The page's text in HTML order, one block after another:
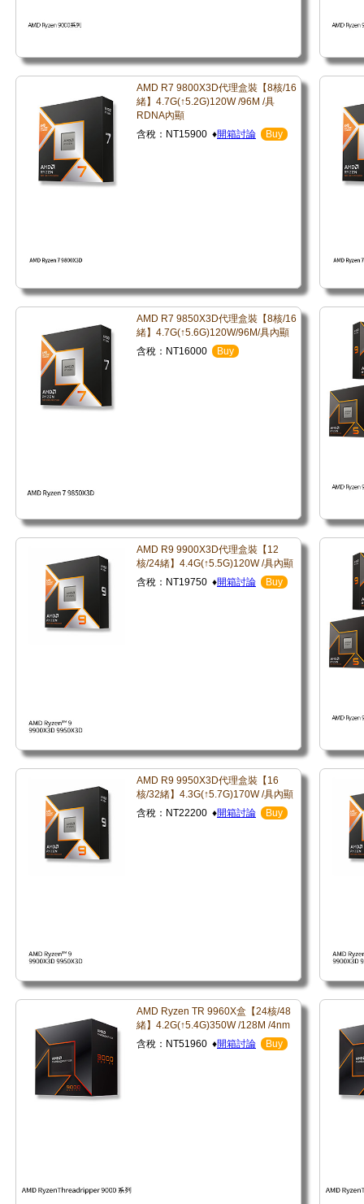
AMD R7 9800X3D代理盒裝【8核/16
緒】4.7G(↑5.2G)120W /96M /具
RDNA內顯
含稅：NT15900 ♦開箱討論 Buy
AMD R7 9850X3D代理盒裝【8核/16
緒】4.7G(↑5.6G)120W/96M/具內顯
含稅：NT16000
Buy
AMD R9 9900X3D代理盒裝【12
核/24緒】4.4G(↑5.5G)120W /具內顯
含稅：NT19750 ♦開箱討論 Buy
AMD R9 9950X3D代理盒裝【16
核/32緒】4.3G(↑5.7G)170W /具內顯
含稅：NT22200 ♦開箱討論 Buy
AMD Ryzen TR 9960X盒【24核/48
緒】4.2G(↑5.4G)350W /128M /4nm
含稅：NT51960 ♦開箱討論 Buy